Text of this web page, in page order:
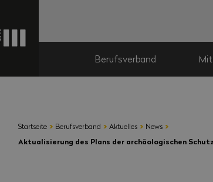
Berufsverband
Startseite › Berufsverband › Aktuelles › News ›
Aktualisierung des Plans der archäologischen